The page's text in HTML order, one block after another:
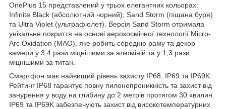
OnePlus 15 представлений у трьох елегантних кольорах:
Infinite Black (абсолютний чорний), Sand Storm (піщана буря)
та Ultra Violet (ультрафіолет). Версія Sand Storm отримала
унікальне покриття на основі аерокосмічної технології Micro-
Arc Oxidation (MAO), яке робить середню раму та декор
камери у 3,4 рази міцнішими за алюміній та у 1,3 рази
міцнішими за титан.
Смартфон має найвищий рівень захисту IP68, IP69 та IP69K.
Рейтинг IP68 гарантує повну пилонепроникність та захист від
занурення у воду на глибину до 2 метрів протягом 30 хвилин.
IP69 та IP69K забезпечують захист від високотемпературних